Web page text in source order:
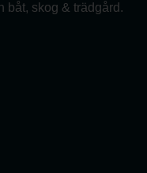
båt, skog & trädgård.